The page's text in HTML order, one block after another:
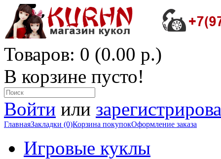
Товаров: 0 (0.00 р.)
В корзине пусто!
Войти или
ГлавнаяЗакладки (0)Корзина покупокОформление заказа
Игровые куклы